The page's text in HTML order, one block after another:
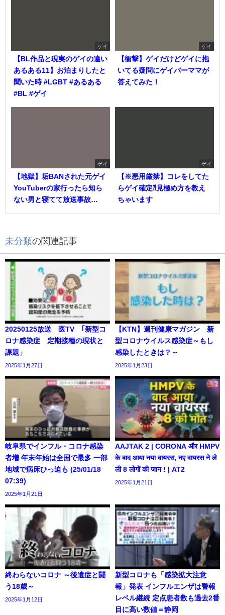
ゲイ
【BL作品と現実のゲイの違い
あるある11】お泊まりしたと
聞いた時 #LGBT #あるある
#BL #ゲイ
ゲイ
【衝撃】ゲイだけどゲイに抱
いてる疑問にゲイバーママが
答えてみた！
ゲイ
【地獄】垢BANされた元ゲイ
YouTuberの家行ったら知ら
ない男と寝てて放送事故…
ゲイ
【※悪用厳禁】コレをしてた
らゲイ確定⁈見極め方を教え
ちゃいます
未分類の関連記事
20250125放送 医TV ｢新型コ
ロナ感染症 定期接種の現状と
課題」
2025年1月27日
【KTN】週刊健康マガジン 新
型コロナウイルス感染症～もし
感染したときは？～
2025年1月23日
岐阜県でインフル・コロナ感染
者増 年末年始は全国で最多 一部
地域で病床ひっ迫も (25/01/18
07:39)
2025年1月21日
AAJTAK 2 | CORONA और HMPV
के बाद आया नया वायरस, नए वायरस ने ले
ली 8 लोगों की जान ! | AT2
2025年1月21日
終わらないコロナ ～後遺症と闘
う18歳～
2025年1月12日
新型コロナも「感染拡大注意
報」発表 インフルエンザは警報
レベル継続 定点患者数も過去2番
目に高い数値＝静岡